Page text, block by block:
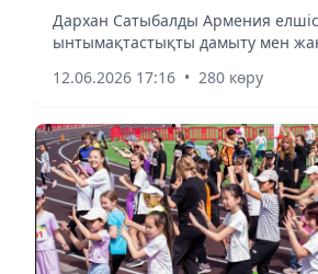
дамыту мен жаңа
жобаларды талқылады
Дархан Сатыбалды Армения
ынтымақтастықты дамыту мен
12.06.2026 17:16 • 280 көру